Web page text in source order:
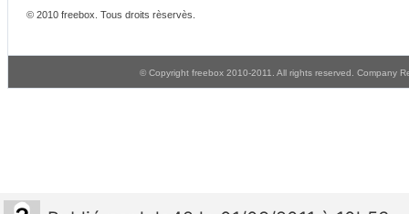
© 2010 freebox. Tous droits rèservès.
© Copyright freebox 2010-2011. All rights reserved. Company